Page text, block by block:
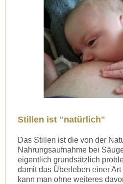
Stillen ist "natürlich"
Das Stillen ist die von der
Nahrungsaufnahme bei
eigentlich grundsätzlich
damit das Überleben einer
kann man ohne weiteres